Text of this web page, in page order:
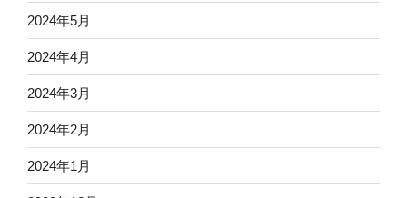
2024年5月
2024年4月
2024年3月
2024年2月
2024年1月